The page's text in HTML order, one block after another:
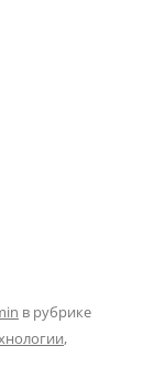
в рубрике
,